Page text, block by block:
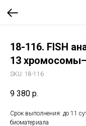
18-116. FISH
13
SKU: 18-116
9 380 р.
Срок выполнения: до 11
биоматериала